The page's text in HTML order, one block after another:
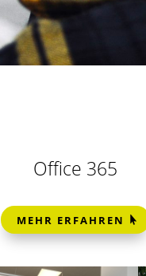
Office 365
MEHR ERFAHREN